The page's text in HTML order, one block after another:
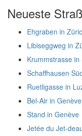
Neueste
Ehgraben in
Libiseggweg in
Krummstrasse in
Schaffhausen
Ruetligasse in
Bel-Air in Genève
Stand in Genève
Jetée du Jet-